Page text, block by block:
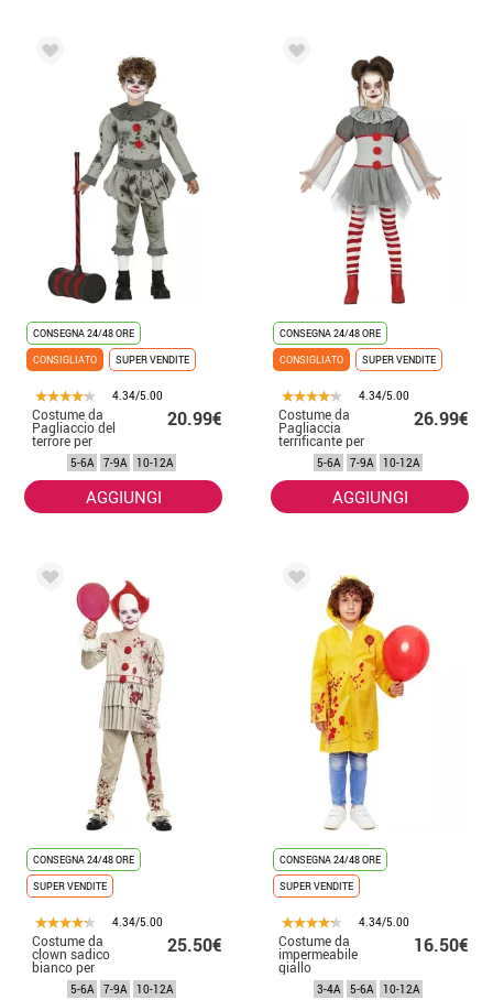
CONSEGNA 24/48 ORE
CONSIGLIATO
SUPER VENDITE
4.34/5.00
Costume da
Pagliaccio del
terrore per
bambini
20.99€
5-6A 7-9A 10-12A
AGGIUNGI
CONSEGNA 24/48 ORE
CONSIGLIATO
SUPER VENDITE
4.34/5.00
Costume da
Pagliaccia
terrificante per
bambina
26.99€
5-6A 7-9A 10-12A
AGGIUNGI
CONSEGNA 24/48 ORE
SUPER VENDITE
4.34/5.00
Costume da
clown sadico
bianco per
bambino
25.50€
5-6A 7-9A 10-12A
CONSEGNA 24/48 ORE
SUPER VENDITE
4.34/5.00
Costume da
impermeabile
giallo
insanguinato per
bambino
16.50€
3-4A 5-6A 10-12A